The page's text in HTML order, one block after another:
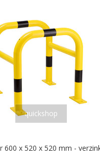
quickshop
600 x 520 x 520 mm -